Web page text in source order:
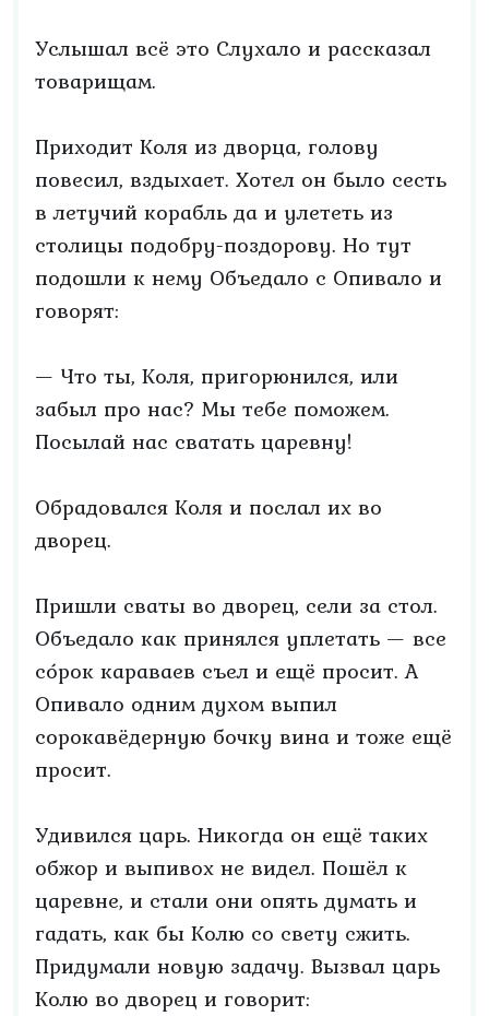
Услышал всё это Слухало и рассказал
товарищам.
Приходит Коля из дворца, голову
повесил, вздыхает. Хотел он было сесть
в летучий корабль да и улететь из
столицы подобру-поздорову. Но тут
подошли к нему Объедало с Опивало и
говорят:
— Что ты, Коля, пригорюнился, или
забыл про нас? Мы тебе поможем.
Посылай нас сватать царевну!
Обрадовался Коля и послал их во
дворец.
Пришли сваты во дворец, сели за стол.
Объедало как принялся уплетать — все
со́рок караваев съел и ещё просит. А
Опивало одним духом выпил
сорокавёдерную бочку вина и тоже ещё
просит.
Удивился царь. Никогда он ещё таких
обжор и выпивох не видел. Пошёл к
царевне, и стали они опять думать и
гадать, как бы Колю со свету сжить.
Придумали новую задачу. Вызвал царь
Колю во дворец и говорит: